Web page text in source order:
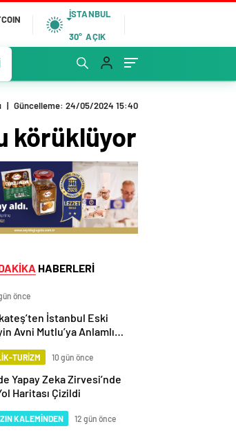
İSTANBUL
30° AÇIK
| Güncelleme: 24/05/2024 15:40
körüklüyor
HABERLERİ
önce
İstanbul Eski
Avni Mutlu’ya Anlamlı
TURİZM 10 gün önce
Yapay Zeka Zirvesi’nde
Haritası Çizildi
KALEMİNDEN 12 gün önce